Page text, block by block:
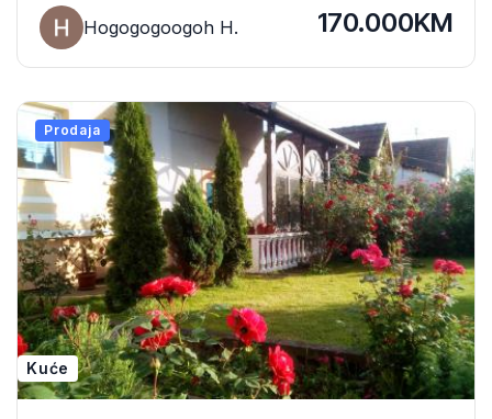
Hogogogoogoh H. 170.000KM
Prodaja
Kuće